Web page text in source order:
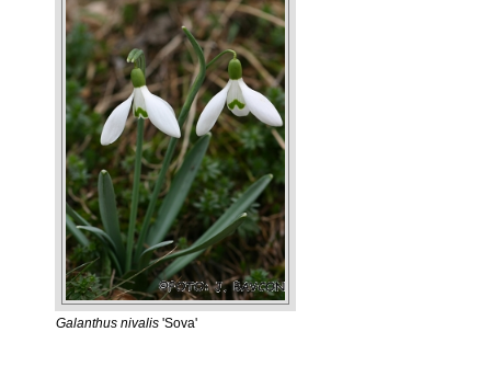
Galanthus nivalis 'Sova'